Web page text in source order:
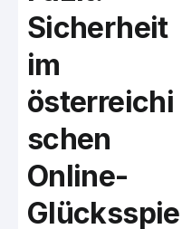
Sicherheit
im
österreichi
schen
Online-
Glücksspie